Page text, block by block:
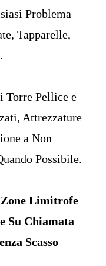
Problema
Tapparelle,
Torre Pellice e
Attrezzature
a Non
Possibile.
Limitrofe
Su Chiamata
Scasso